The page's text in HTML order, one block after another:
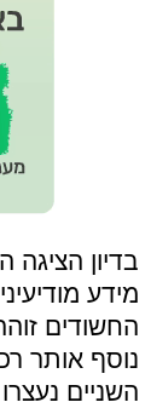
בדיון
מידע
החשודים
נוסף אותר
השניים